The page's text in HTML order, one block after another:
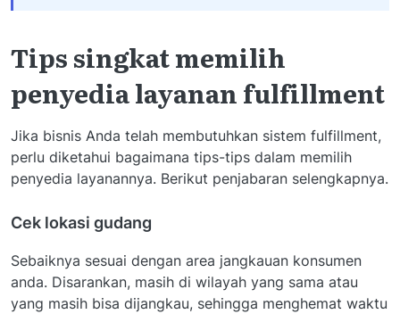
Tips singkat memilih
penyedia layanan fulfillment
Jika bisnis Anda telah membutuhkan sistem fulfillment,
perlu diketahui bagaimana tips-tips dalam memilih
penyedia layanannya. Berikut penjabaran selengkapnya.
Cek lokasi gudang
Sebaiknya sesuai dengan area jangkauan konsumen
anda. Disarankan, masih di wilayah yang sama atau
yang masih bisa dijangkau, sehingga menghemat waktu